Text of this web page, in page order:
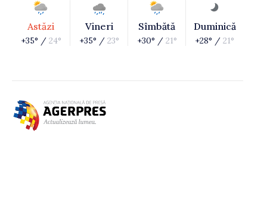
Astăzi
+35° / 24°
Vineri
+35° / 23°
Sîmbătă
+30° / 21°
Duminică
+28° / 21°